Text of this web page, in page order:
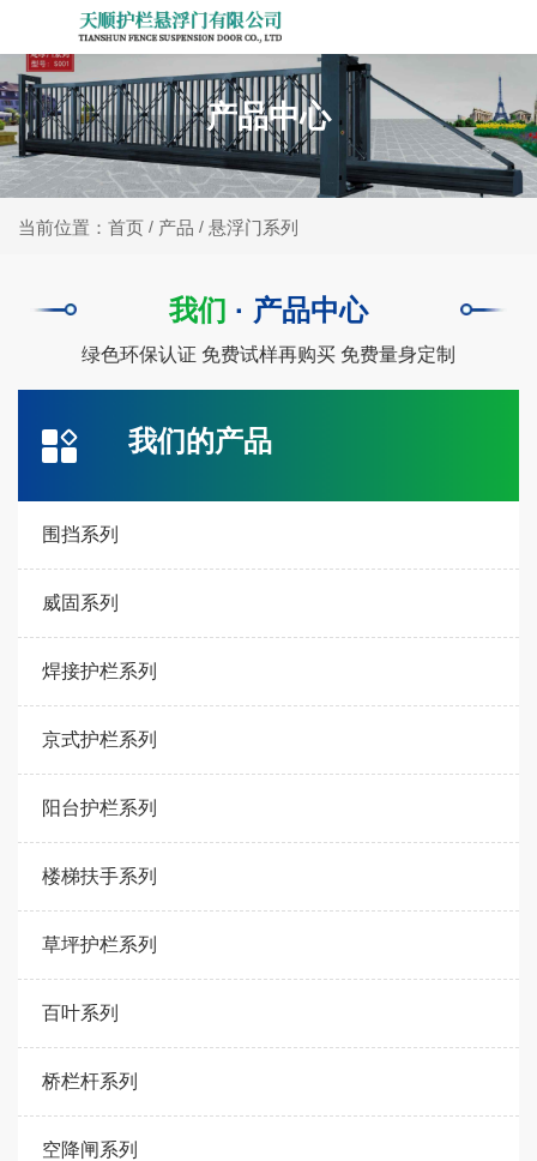
产品中心
当前位置：首页 / 产品 / 悬浮门系列
我们 · 产品中心
绿色环保认证 免费试样再购买 免费量身定制
我们的产品
围挡系列
威固系列
焊接护栏系列
京式护栏系列
阳台护栏系列
楼梯扶手系列
草坪护栏系列
百叶系列
桥栏杆系列
空降闸系列